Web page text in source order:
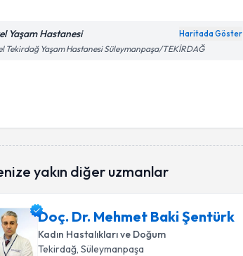
Yaşam Hastanesi Haritada Göster
Tekirdağ Yaşam Hastanesi Süleymanpaşa/TEKİRDAĞ
yakın diğer uzmanlar
Doç. Dr. Mehmet Baki Şentürk
Kadın Hastalıkları ve Doğum
Tekirdağ, Süleymanpaşa